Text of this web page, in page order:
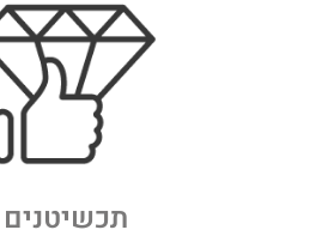
תכשיטנים